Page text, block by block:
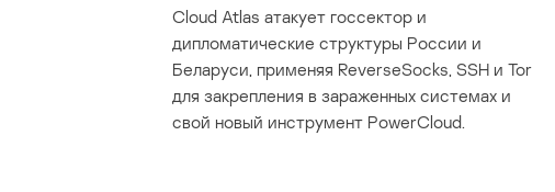
Cloud Atlas атакует госсектор и
дипломатические структуры России и
Беларуси, применяя ReverseSocks, SSH и Tor
для закрепления в зараженных системах и
свой новый инструмент PowerCloud.